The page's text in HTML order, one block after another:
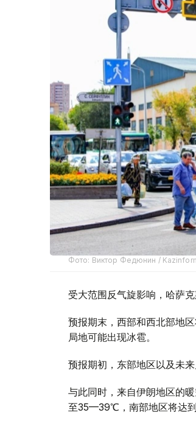
Фото: Виктор Федюнин /
受大范围反气旋影响，哈萨
预报期末，西部和西北部地
局地可能出现冰雹。
预报期初，东部地区以及未
与此同时，来自伊朗地区的
至35—39℃，南部地区将达